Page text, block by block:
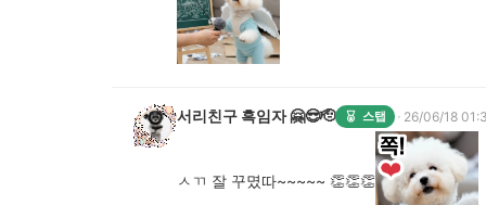
서리친구 흑임자 🤗😎🫡 스탭 · 26/06/18
ㅅㄲ 잘 꾸몄따~~~~~ 👏👏👏